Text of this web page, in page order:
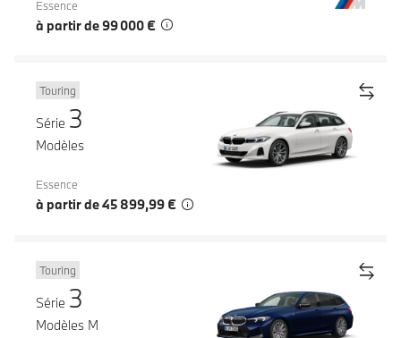
Essence
à partir de 99 000 €
Touring
Série 3
Modèles
Essence
à partir de 45 899,99 €
Touring
Série 3
Modèles M